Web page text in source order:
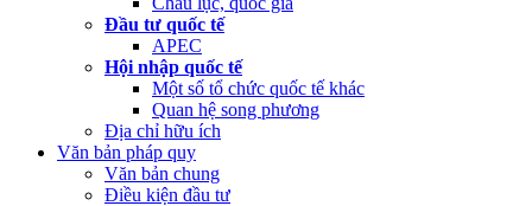
Đầu tư quốc tế
APEC
Hội nhập quốc tế
Một số tổ chức quốc tế khác
Quan hệ song phương
Địa chỉ hữu ích
Văn bản pháp quy
Văn bản chung
Điều kiện đầu tư